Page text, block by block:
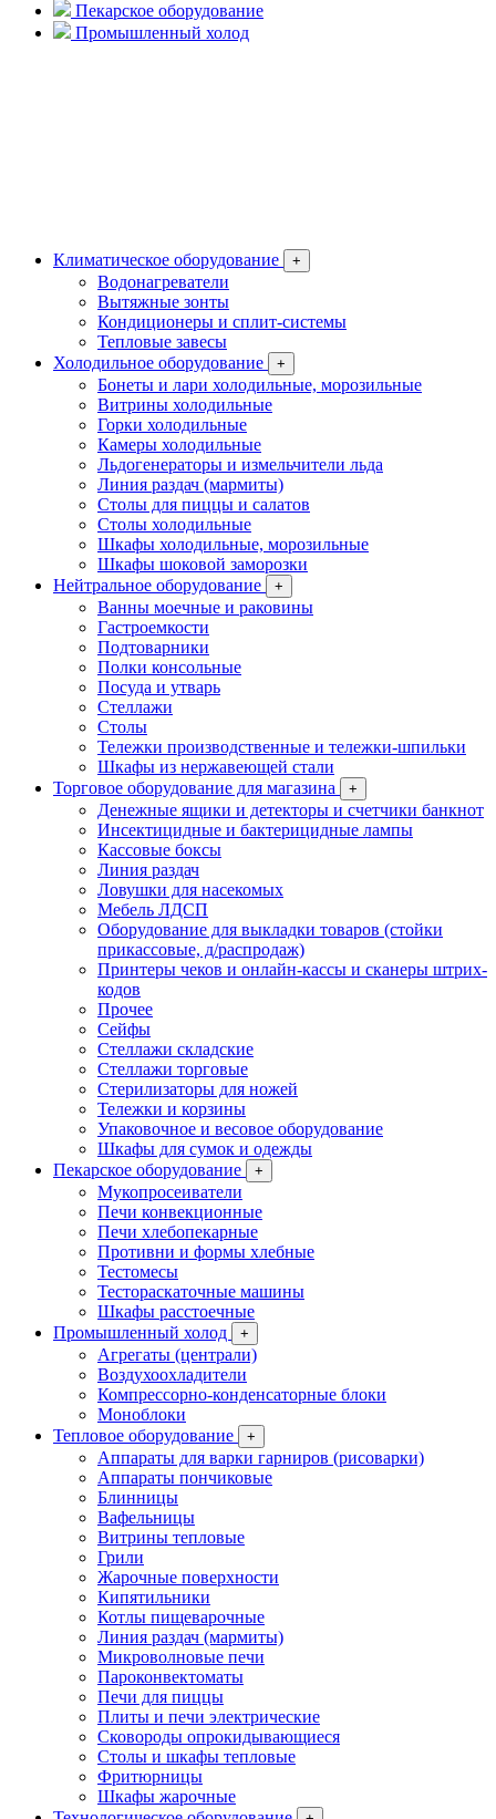
Пекарское оборудование
Промышленный холод
Климатическое оборудование +
Водонагреватели
Вытяжные зонты
Кондиционеры и сплит-системы
Тепловые завесы
Холодильное оборудование
+
Бонеты и лари холодильные, морозильные
Витрины холодильные
Горки холодильные
Камеры холодильные
Льдогенераторы и измельчители льда
Линия раздач (мармиты)
Столы для пиццы и салатов
Столы холодильные
Шкафы холодильные, морозильные
Шкафы шоковой заморозки
Нейтральное оборудование
+
Ванны моечные и раковины
Гастроемкости
Подтоварники
Полки консольные
Посуда и утварь
Стеллажи
Столы
Тележки производственные и тележки-шпильки
Шкафы из нержавеющей стали
Торговое оборудование для магазина
+
Денежные ящики и детекторы и счетчики банкнот
Инсектицидные и бактерицидные лампы
Кассовые боксы
Линия раздач
Ловушки для насекомых
Мебель ЛДСП
Оборудование для выкладки товаров (стойки
прикассовые, д/распродаж)
Принтеры чеков и онлайн-кассы и сканеры штрих-
кодов
Прочее
Сейфы
Стеллажи складские
Стеллажи торговые
Стерилизаторы для ножей
Тележки и корзины
Упаковочное и весовое оборудование
Шкафы для сумок и одежды
Пекарское оборудование
+
Мукопросеиватели
Печи конвекционные
Печи хлебопекарные
Противни и формы хлебные
Тестомесы
Тестораскаточные машины
Шкафы расстоечные
Промышленный холод
+
Агрегаты (централи)
Воздухоохладители
Компрессорно-конденсаторные блоки
Моноблоки
Тепловое оборудование
+
Аппараты для варки гарниров (рисоварки)
Аппараты пончиковые
Блинницы
Вафельницы
Витрины тепловые
Грили
Жарочные поверхности
Кипятильники
Котлы пищеварочные
Линия раздач (мармиты)
Микроволновые печи
Пароконвектоматы
Печи для пиццы
Плиты и печи электрические
Сковороды опрокидывающиеся
Столы и шкафы тепловые
Фритюрницы
Шкафы жарочные